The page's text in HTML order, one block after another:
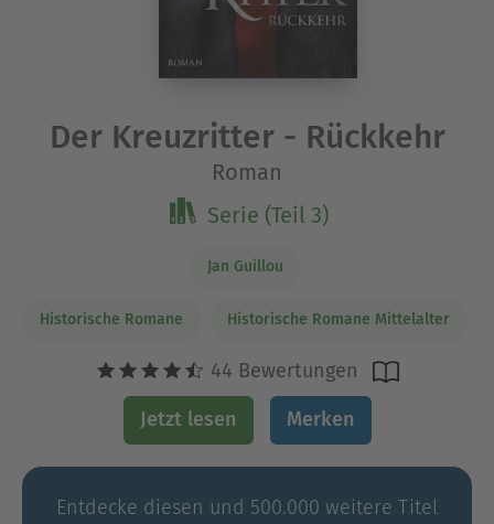
Der Kreuzritter - Rückkehr
Roman
Serie (Teil 3)
Jan Guillou
Historische Romane Historische Romane Mittelalter
44 Bewertungen
Jetzt lesen Merken
Entdecke diesen und 500.000 weitere Titel